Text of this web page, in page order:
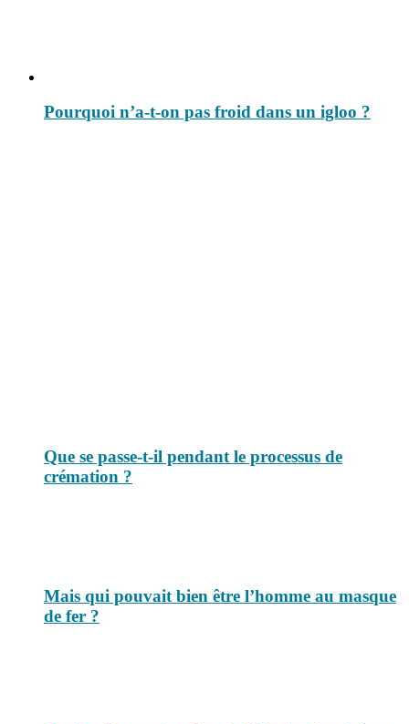
Pourquoi n’a-t-on pas froid dans un igloo ?
Que se passe-t-il pendant le processus de
crémation ?
Mais qui pouvait bien être l’homme au masque
de fer ?